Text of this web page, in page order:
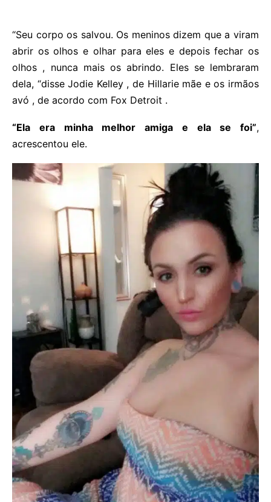
“Seu corpo os salvou. Os meninos dizem que a viram
abrir os olhos e olhar para eles e depois fechar os
olhos , nunca mais os abrindo. Eles se lembraram
dela, “disse Jodie Kelley , de Hillarie mãe e os irmãos
avó , de acordo com Fox Detroit .
“Ela era minha melhor amiga e ela se foi”,
acrescentou ele.